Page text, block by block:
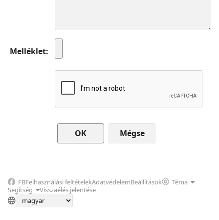
Melléklet
Mégse
FBFelhasználási feltételekAdatvédelemBeállítások
Téma
Segitség
Visszaélés jelentése